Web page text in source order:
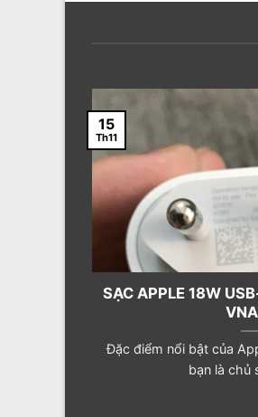
SẠC APPLE 18W
Đặc điểm nổi bật của
bạn là chủ
15
Th11